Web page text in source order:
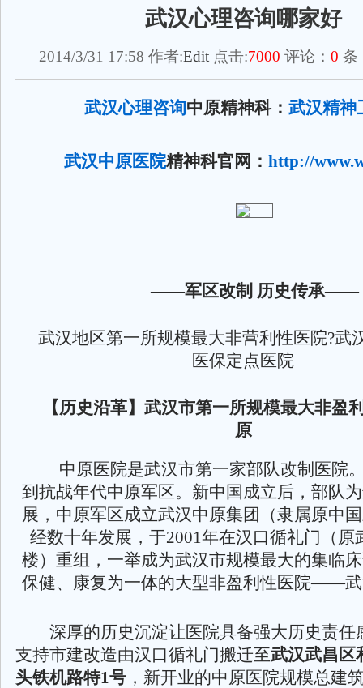
武汉心理咨询哪家好
2014/3/31 17:58 作者:Edit 点击:7000 评论： 0 条
武汉心理咨询中原精神科： 武汉精神
武汉中原医院精神科官网： http://
——军区改制 历史传承——
武汉地区第一所规模最大非营利性医院?武
医保定点医院
【历史沿革】武汉市第一所规模最大非盈
原
中原医院是武汉市第一家部队改制医院
到抗战年代中原军区。新中国成立后，部队
展，中原军区成立武汉中原集团（隶属原中
经数十年发展，于2001年在汉口循礼门（原
楼）重组，一举成为武汉市规模最大的集临
保健、康复为一体的大型非盈利性医院——
深厚的历史沉淀让医院具备强大历史责任
支持市建改造由汉口循礼门搬迁至武汉武昌区
头铁机路特1号 ，新开业的中原医院规模总建